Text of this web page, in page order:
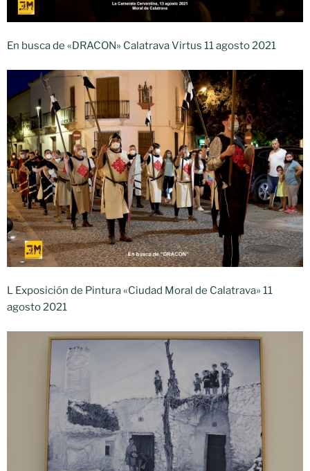
En busca de «DRACON» Calatrava Virtus 11 agosto 2021
L Exposición de Pintura «Ciudad Moral de Calatrava» 11
agosto 2021